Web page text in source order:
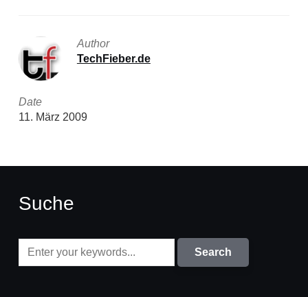
Author
TechFieber.de
Date
11. März 2009
Suche